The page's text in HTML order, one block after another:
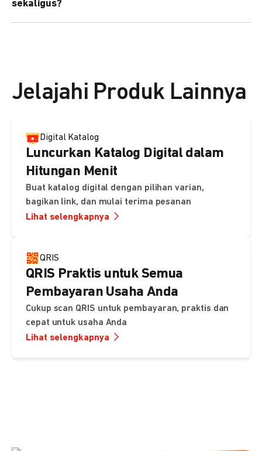
kebutuhan Anda.
sekaligus?
Jelajahi Produk Lainnya
Digital Katalog
Luncurkan Katalog Digital dalam
Hitungan Menit
Buat katalog digital dengan pilihan varian,
bagikan link, dan mulai terima pesanan
Lihat selengkapnya
QRIS
QRIS Praktis untuk Semua
Pembayaran Usaha Anda
Cukup scan QRIS untuk pembayaran, praktis dan
cepat untuk usaha Anda
Lihat selengkapnya